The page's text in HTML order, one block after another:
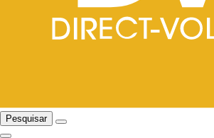
Pesquisar